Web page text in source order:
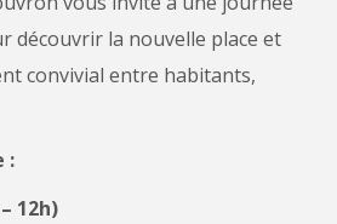
découvrir la nouvelle place et
convivial entre habitants,
:
12h)